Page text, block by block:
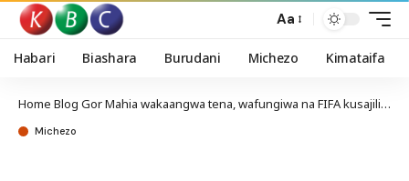
Aa
Habari Biashara Burudani Michezo Kimataifa
Home Blog Gor Mahia wakaangwa tena, wafungiwa na FIFA kusajili wachezaji
Michezo